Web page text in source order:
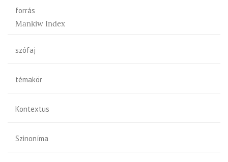
forrás
Mankiw Index
szófaj
témakör
Kontextus
Szinoníma